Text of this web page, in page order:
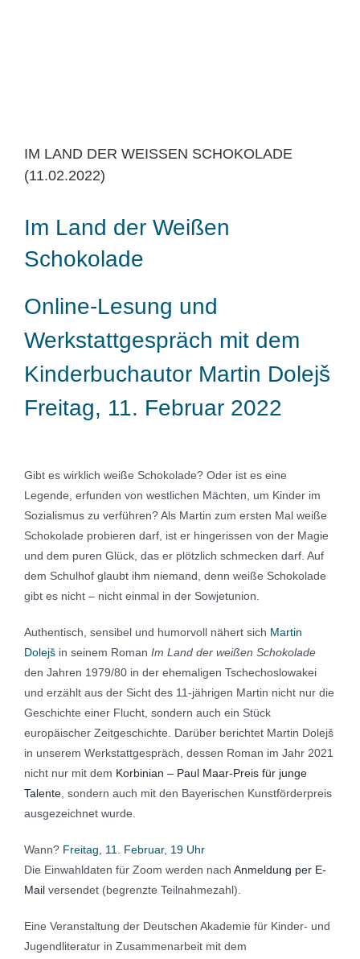
IM LAND DER WEISSEN SCHOKOLADE
(11.02.2022)
Im Land der Weißen
Schokolade
Online-Lesung und
Werkstattgespräch mit dem
Kinderbuchautor Martin Dolejš
Freitag, 11. Februar 2022
Gibt es wirklich weiße Schokolade? Oder ist es eine
Legende, erfunden von westlichen Mächten, um Kinder im
Sozialismus zu verführen? Als Martin zum ersten Mal weiße
Schokolade probieren darf, ist er hingerissen von der Magie
und dem puren Glück, das er plötzlich schmecken darf. Auf
dem Schulhof glaubt ihm niemand, denn weiße Schokolade
gibt es nicht – nicht einmal in der Sowjetunion.
Authentisch, sensibel und humorvoll nähert sich Martin
Dolejš in seinem Roman Im Land der weißen Schokolade
den Jahren 1979/80 in der ehemaligen Tschechoslowakei
und erzählt aus der Sicht des 11-jährigen Martin nicht nur die
Geschichte einer Flucht, sondern auch ein Stück
europäischer Zeitgeschichte. Darüber berichtet Martin Dolejš
in unserem Werkstattgespräch, dessen Roman im Jahr 2021
nicht nur mit dem Korbinian – Paul Maar-Preis für junge
Talente, sondern auch mit den Bayerischen Kunstförderpreis
ausgezeichnet wurde.
Wann? Freitag, 11. Februar, 19 Uhr
Die Einwahldaten für Zoom werden nach Anmeldung per E-
Mail versendet (begrenzte Teilnahmezahl).
Eine Veranstaltung der Deutschen Akademie für Kinder- und
Jugendliteratur in Zusammenarbeit mit dem